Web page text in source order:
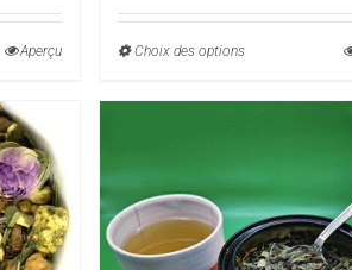
Aperçu
prix :
Choix des optionsCe
plusieurs
variations.
Les
options